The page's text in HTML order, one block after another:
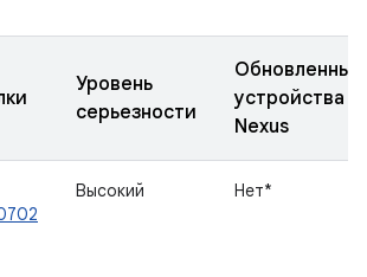
Уровень
серьезности
Обновленные
устройства
Nexus
Высокий Нет*